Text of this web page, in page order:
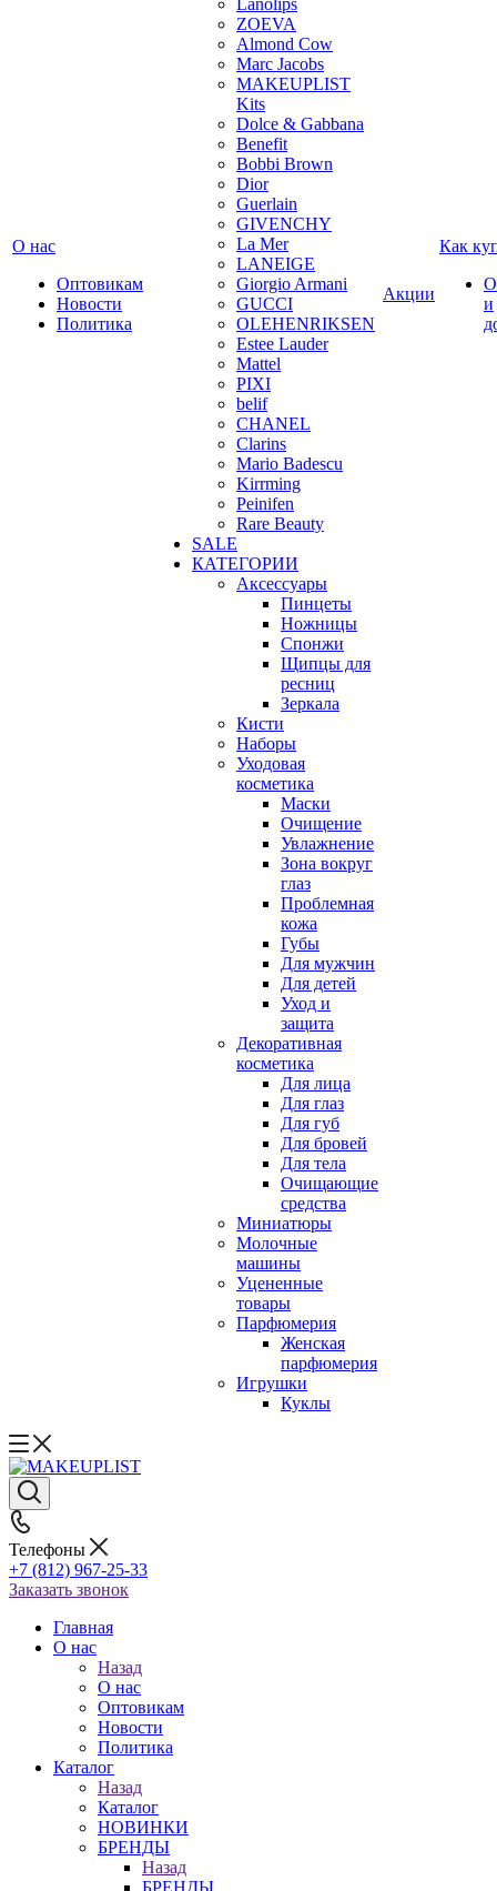
О нас
Оптовикам
Новости
Политика
Lanolips
ZOEVA
Almond Cow
Marc Jacobs
MAKEUPLIST
Kits
Dolce & Gabbana
Benefit
Bobbi Brown
Dior
Guerlain
GIVENCHY
La Mer
LANEIGE
Giorgio Armani
GUCCI
OLEHENRIKSEN
Estee Lauder
Mattel
PIXI
belif
CHANEL
Clarins
Mario Badescu
Kirrming
Peinifen
Rare Beauty
SALE
КАТЕГОРИИ
Аксессуары
Пинцеты
Ножницы
Спонжи
Щипцы для
ресниц
Зеркала
Кисти
Наборы
Уходовая
косметика
Маски
Очищение
Увлажнение
Зона вокруг
глаз
Проблемная
кожа
Губы
Для мужчин
Для детей
Уход и
защита
Декоративная
косметика
Для лица
Для глаз
Для губ
Для бровей
Для тела
Очищающие
средства
Миниатюры
Молочные
машины
Уцененные
товары
Парфюмерия
Женская
парфюмерия
Игрушки
Куклы
Акции
Как
и
Телефоны
+7 (812) 967-25-33
Заказать звонок
Главная
О нас
Назад
О нас
Оптовикам
Новости
Политика
Каталог
Назад
Каталог
НОВИНКИ
БРЕНДЫ
Назад
БРЕНДЫ